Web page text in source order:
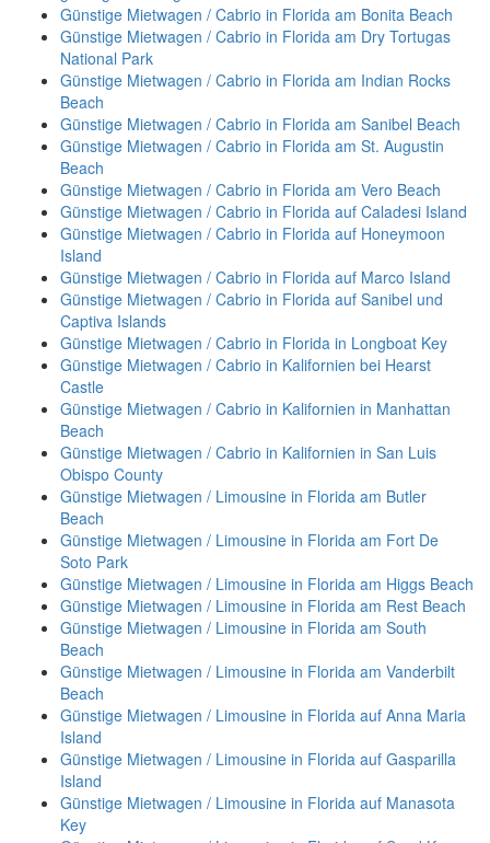
Günstige Mietwagen / Cabrio in Florida am Bonita Beach
Günstige Mietwagen / Cabrio in Florida am Dry Tortugas
National Park
Günstige Mietwagen / Cabrio in Florida am Indian Rocks
Beach
Günstige Mietwagen / Cabrio in Florida am Sanibel Beach
Günstige Mietwagen / Cabrio in Florida am St. Augustin
Beach
Günstige Mietwagen / Cabrio in Florida am Vero Beach
Günstige Mietwagen / Cabrio in Florida auf Caladesi Island
Günstige Mietwagen / Cabrio in Florida auf Honeymoon
Island
Günstige Mietwagen / Cabrio in Florida auf Marco Island
Günstige Mietwagen / Cabrio in Florida auf Sanibel und
Captiva Islands
Günstige Mietwagen / Cabrio in Florida in Longboat Key
Günstige Mietwagen / Cabrio in Kalifornien bei Hearst
Castle
Günstige Mietwagen / Cabrio in Kalifornien in Manhattan
Beach
Günstige Mietwagen / Cabrio in Kalifornien in San Luis
Obispo County
Günstige Mietwagen / Limousine in Florida am Butler
Beach
Günstige Mietwagen / Limousine in Florida am Fort De
Soto Park
Günstige Mietwagen / Limousine in Florida am Higgs Beach
Günstige Mietwagen / Limousine in Florida am Rest Beach
Günstige Mietwagen / Limousine in Florida am South
Beach
Günstige Mietwagen / Limousine in Florida am Vanderbilt
Beach
Günstige Mietwagen / Limousine in Florida auf Anna Maria
Island
Günstige Mietwagen / Limousine in Florida auf Gasparilla
Island
Günstige Mietwagen / Limousine in Florida auf Manasota
Key